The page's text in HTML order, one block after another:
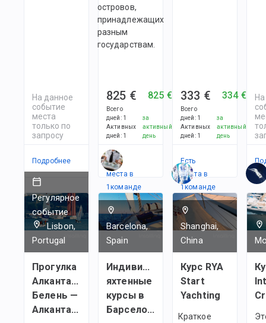
На данное
событие
места
только по
запросу
Подробнее
островов,
принадлежащих
разным
государствам.
825 €
Всего
дней: 1
Активных
дней: 1
825 €
за
активный
день
Есть
места в
1командe
333 €
Всего
дней: 1
Активных
дней: 1
334 €
за
активный
день
Есть
места в
1командe
Регулярное
событие
Lisbon,
Portugal
Прогулка
Алкантара —
Белень —
Алкантара
Barcelona,
Spain
Индивидуальные
яхтенные
курсы в
Барселоне
Shanghai,
China
Курс RYA
Start
Yachting
Краткое